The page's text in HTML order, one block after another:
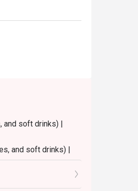
ยู่ใกล้ไอคอนสยาม
and soft drinks) |
and soft drinks) |